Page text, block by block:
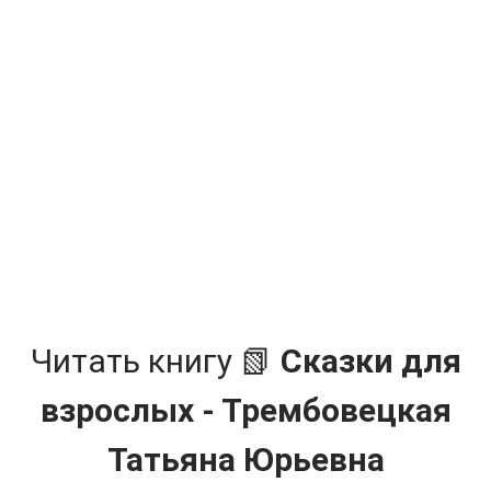
Читать книгу 📗 Сказки для
взрослых - Трембовецкая
Татьяна Юрьевна